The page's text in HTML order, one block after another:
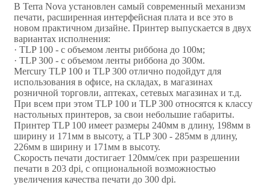
В Terra Nova установлен самый современный механизм
печати, расширенная интерфейсная плата и все это в
новом практичном дизайне. Принтер выпускается в двух
вариантах исполнения:
· TLP 100 - с объемом ленты риббона до 100м;
· TLP 300 - с объемом ленты риббона до 300м.
Mercury TLP 100 и TLP 300 отлично подойдут для
использования в офисе, на складах, в магазинах
розничной торговли, аптеках, сетевых магазинах и т.д.
При всем при этом TLP 100 и TLP 300 относятся к классу
настольных принтеров, за свои небольшие габариты.
Принтер TLP 100 имеет размеры 240мм в длину, 198мм в
ширину и 171мм в высоту, а TLP 300 - 285мм в длину,
226мм в ширину и 171мм в высоту.
Скорость печати достигает 120мм/сек при разрешении
печати в 203 dpi, с опциональной возможностью
увеличения качества печати до 300 dpi.